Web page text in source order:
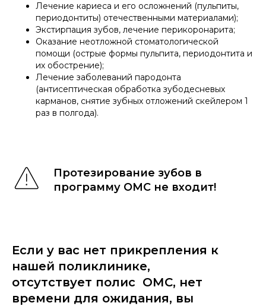
Лечение кариеса и его осложнений (пульпиты,
периодонтиты) отечественными материалами);
Экстирпация зубов, лечение перикоронарита;
Оказание неотложной стоматологической
помощи (острые формы пульпита, периодонтита и
их обострение);
Лечение заболеваний пародонта
(антисептическая обработка зубодесневых
карманов, снятие зубных отложений скейлером 1
раз в полгода).
Протезирование зубов в
программу ОМС не входит!
Если у вас нет прикрепления к
нашей поликлинике,
отсутствует полис ОМС, нет
времени для ожидания, вы